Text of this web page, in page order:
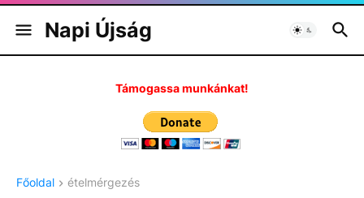
Napi Újság
Támogassa munkánkat!
Főoldal ételmérgezés